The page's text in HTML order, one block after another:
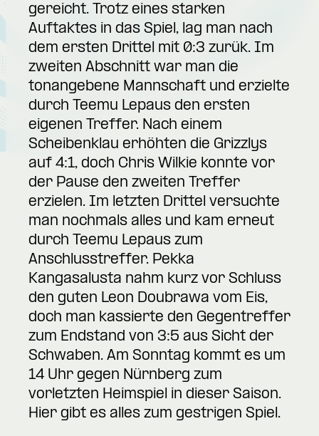
gereicht. Trotz eines starken
Auftaktes in das Spiel, lag man nach
dem ersten Drittel mit 0:3 zurük. Im
zweiten Abschnitt war man die
tonangebene Mannschaft und erzielte
durch Teemu Lepaus den ersten
eigenen Treffer. Nach einem
Scheibenklau erhöhten die Grizzlys
auf 4:1, doch Chris Wilkie konnte vor
der Pause den zweiten Treffer
erzielen. Im letzten Drittel versuchte
man nochmals alles und kam erneut
durch Teemu Lepaus zum
Anschlusstreffer. Pekka
Kangasalusta nahm kurz vor Schluss
den guten Leon Doubrawa vom Eis,
doch man kassierte den Gegentreffer
zum Endstand von 3:5 aus Sicht der
Schwaben. Am Sonntag kommt es um
14 Uhr gegen Nürnberg zum
vorletzten Heimspiel in dieser Saison.
Hier gibt es alles zum gestrigen Spiel.